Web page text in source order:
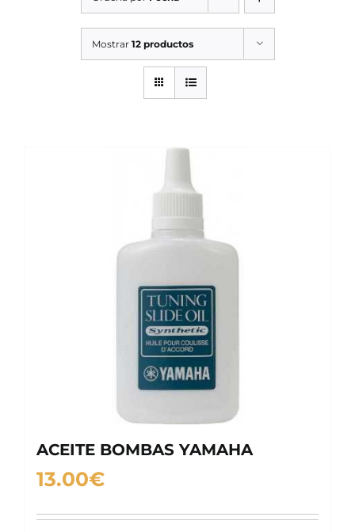
SERVICIOS TALLER
SERVICIOS TALLER
Mostrar 12 productos
ACEITE BOMBAS YAMAHA
13.00€